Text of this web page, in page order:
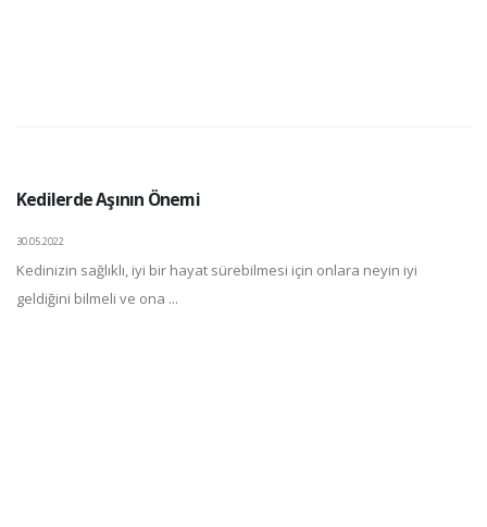
Kedilerde Aşının Önemi
30.05.2022
Kedinizin sağlıklı, iyi bir hayat sürebilmesi için onlara neyin iyi
geldiğini bilmeli ve ona ...